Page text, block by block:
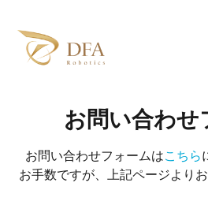
お問い合わせ
お問い合わせフォームはこちら
お手数ですが、上記ページより